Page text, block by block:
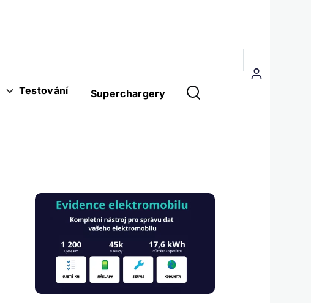
Testování Superchargery
Menu
uživatelského
Obrázek